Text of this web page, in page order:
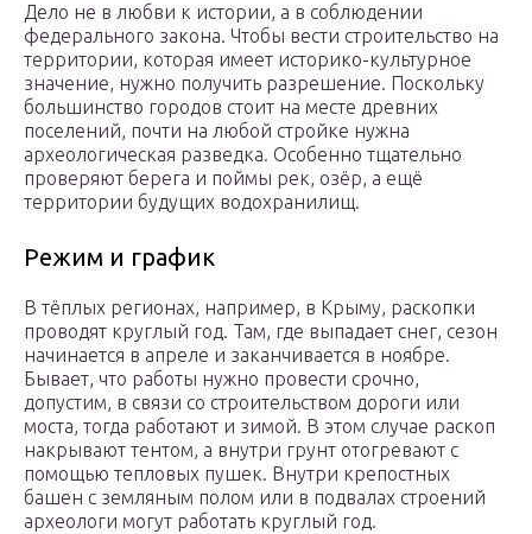
Дело не в любви к истории, а в соблюдении
федерального закона. Чтобы вести строительство на
территории, которая имеет историко-культурное
значение, нужно получить разрешение. Поскольку
большинство городов стоит на месте древних
поселений, почти на любой стройке нужна
археологическая разведка. Особенно тщательно
проверяют берега и поймы рек, озёр, а ещё
территории будущих водохранилищ.
Режим и график
В тёплых регионах, например, в Крыму, раскопки
проводят круглый год. Там, где выпадает снег, сезон
начинается в апреле и заканчивается в ноябре.
Бывает, что работы нужно провести срочно,
допустим, в связи со строительством дороги или
моста, тогда работают и зимой. В этом случае раскоп
накрывают тентом, а внутри грунт отогревают с
помощью тепловых пушек. Внутри крепостных
башен с земляным полом или в подвалах строений
археологи могут работать круглый год.